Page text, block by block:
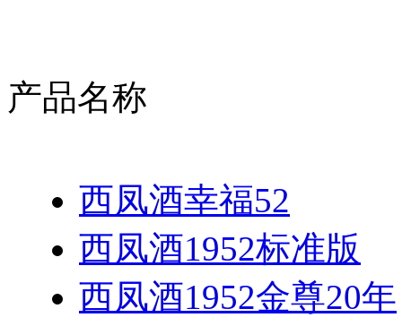
产品名称
西凤酒幸福52
西凤酒1952标准版
西凤酒1952金尊20年